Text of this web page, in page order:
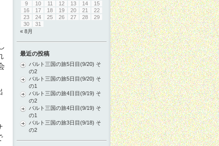
9
10 11 12 13 14
15
16
17 18 19 20 21
22
23
24 25 26 27 28
29
30
31
« 8月
最近の投稿
バルト三国の旅5日目(9/20) そ
の2
バルト三国の旅5日目(9/20) そ
の1
バルト三国の旅4日目(9/19) そ
の2
バルト三国の旅4日目(9/19) そ
の1
バルト三国の旅3日目(9/18) そ
の2